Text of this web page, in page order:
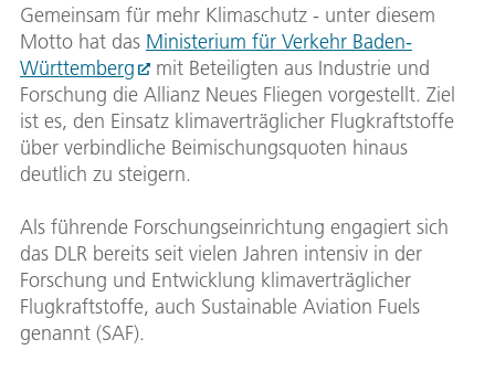
Gemeinsam für mehr Klimaschutz - unter diesem
Motto hat das Ministerium für Verkehr Baden-
Württemberg
mit Beteiligten aus Industrie und
Forschung die Allianz Neues Fliegen vorgestellt. Ziel
ist es, den Einsatz klimaverträglicher Flugkraftstoffe
über verbindliche Beimischungsquoten hinaus
deutlich zu steigern.
Als führende Forschungseinrichtung engagiert sich
das DLR bereits seit vielen Jahren intensiv in der
Forschung und Entwicklung klimaverträglicher
Flugkraftstoffe, auch Sustainable Aviation Fuels
genannt (SAF).